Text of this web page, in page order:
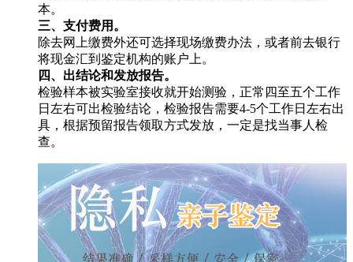
本。
三、支付费用。
除去网上缴费外还可选择现场缴费办法，或者前去银行
将现金汇到鉴定机构的账户上。
四、出结论和发放报告。
检验样本被实验室接收就开始测验，正常四至五个工作
日左右可出检验结论，检验报告需要4-5个工作日左右出
具，根据预留报告领取方式发放，一定是找当事人检
查。